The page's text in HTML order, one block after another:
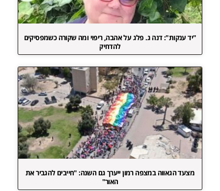
"יד ענקות": דנה ג. פלג על אהבה, ריפוי ומה שקורה כשמפסיקים
להדחיק
מצעד הגאווה במצפה רמון ייערך גם השנה: "חייבים להגביר את
האור"